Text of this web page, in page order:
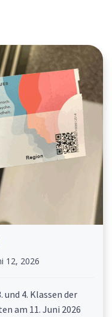
12, 2026
und 4. Klassen der
am 11. Juni 2026